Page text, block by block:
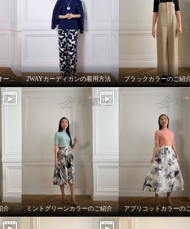
ボトルネック五分袖プルオーバーのご紹介 2WAYカーディガンの着用方法 ブラックカラーのご紹
介 ミントグリーンカラーのご紹介 アプリコットカラーの